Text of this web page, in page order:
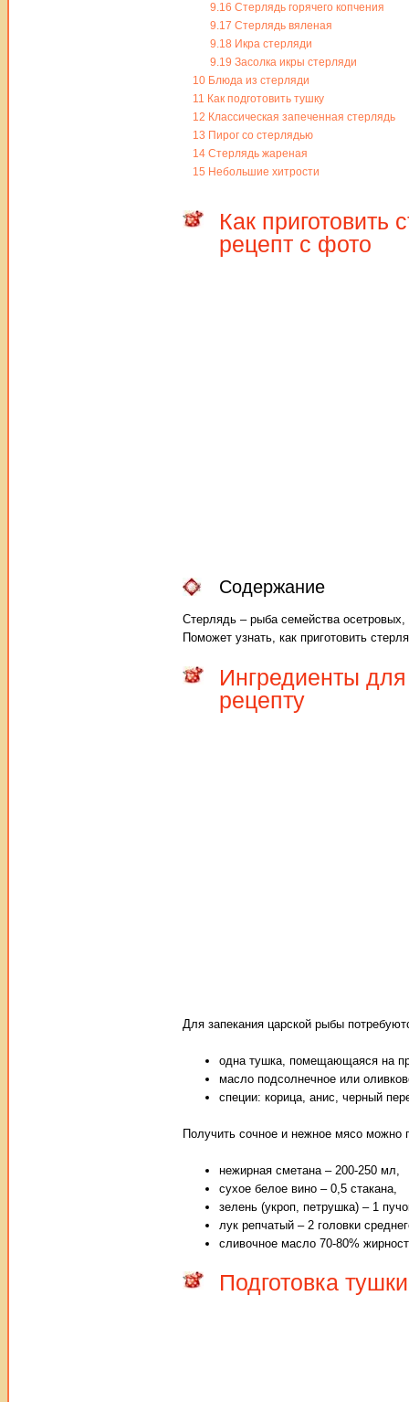
9.16 Стерлядь горячего копчения
9.17 Стерлядь вяленая
9.18 Икра стерляди
9.19 Засолка икры стерляди
10 Блюда из стерляди
11 Как подготовить тушку
12 Классическая запеченная стерлядь
13 Пирог со стерлядью
14 Стерлядь жареная
15 Небольшие хитрости
Как
рецепт с фото
Содержание
Стерлядь – рыба семейства
Поможет узнать, как приготовить
Ингредиенты
рецепту
Для запекания царской рыбы
одна тушка, помещающаяся на
масло подсолнечное или
специи: корица, анис, черный
Получить сочное и нежное мясо можно
нежирная сметана – 200-250 мл,
сухое белое вино – 0,5 стакана,
зелень (укроп, петрушка) – 1
лук репчатый – 2 головки
сливочное масло 70-80%
Подготовка